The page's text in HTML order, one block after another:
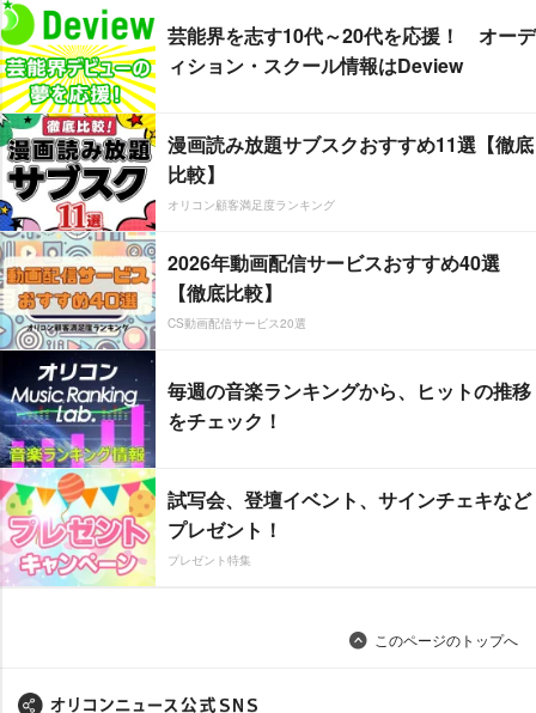
芸能界を志す10代～20代を応援！ オーデ
ィション・スクール情報はDeview
漫画読み放題サブスクおすすめ11選【徹底
比較】
オリコン顧客満足度ランキング
2026年動画配信サービスおすすめ40選
【徹底比較】
CS動画配信サービス20選
毎週の音楽ランキングから、ヒットの推移
をチェック！
試写会、登壇イベント、サインチェキなど
プレゼント！
プレゼント特集
このページのトップへ